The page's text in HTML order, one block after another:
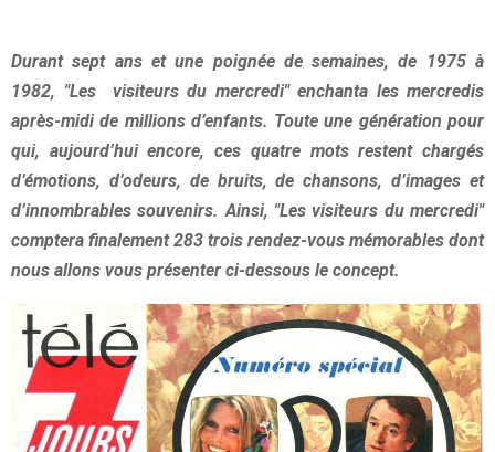
Durant sept ans et une poignée de semaines, de 1975 à
1982, "Les visiteurs du mercredi" enchanta les mercredis
après-midi de millions d’enfants. Toute une génération pour
qui, aujourd’hui encore, ces quatre mots restent chargés
d’émotions, d’odeurs, de bruits, de chansons, d’images et
d’innombrables souvenirs. Ainsi, "Les visiteurs du mercredi"
comptera finalement 283 trois rendez-vous mémorables dont
nous allons vous présenter ci-dessous le concept.